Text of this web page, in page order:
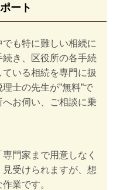
ート
も特に難しい相続に
き、区役所の各手続
いる相続を専門に扱
士の先生が”無料”で
お伺い、ご相談に乗
門家まで用意しなく
受けられますが、想
業です。